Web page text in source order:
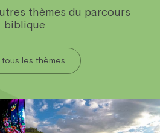
thèmes du parcours
biblique
tous les thèmes